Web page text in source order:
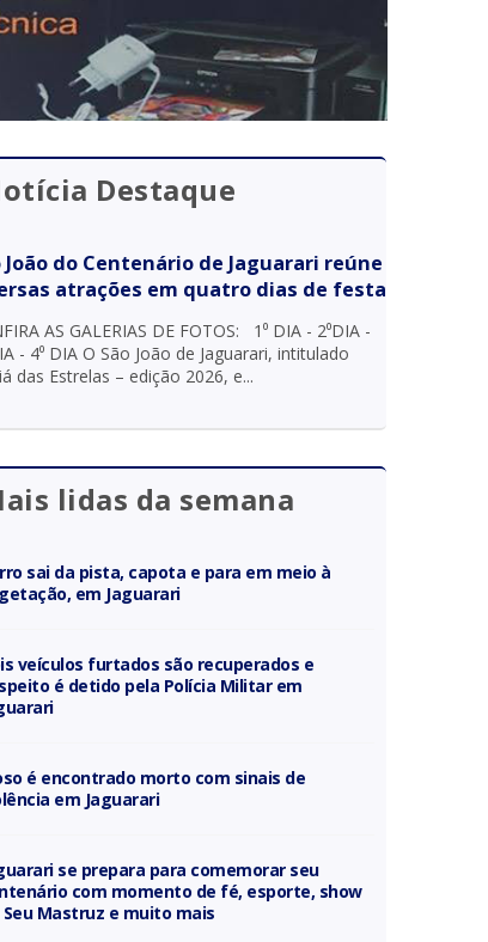
Destaque
João do Centenário de Jaguarari reúne
atrações em quatro dias de festa
AS GALERIAS DE FOTOS: 1⁰ DIA - 2⁰DIA -
- 4⁰ DIA O São João de Jaguarari, intitulado
das Estrelas – edição 2026, e...
lidas da semana
sai da pista, capota e para em meio à
em Jaguarari
veículos furtados são recuperados e
é detido pela Polícia Militar em
é encontrado morto com sinais de
em Jaguarari
se prepara para comemorar seu
com momento de fé, esporte, show
Seu Mastruz e muito mais